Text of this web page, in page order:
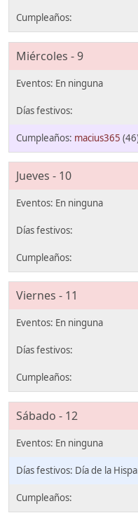
Miércoles - 9
macius365
Jueves - 10
Viernes - 11
Sábado - 12
Día de la